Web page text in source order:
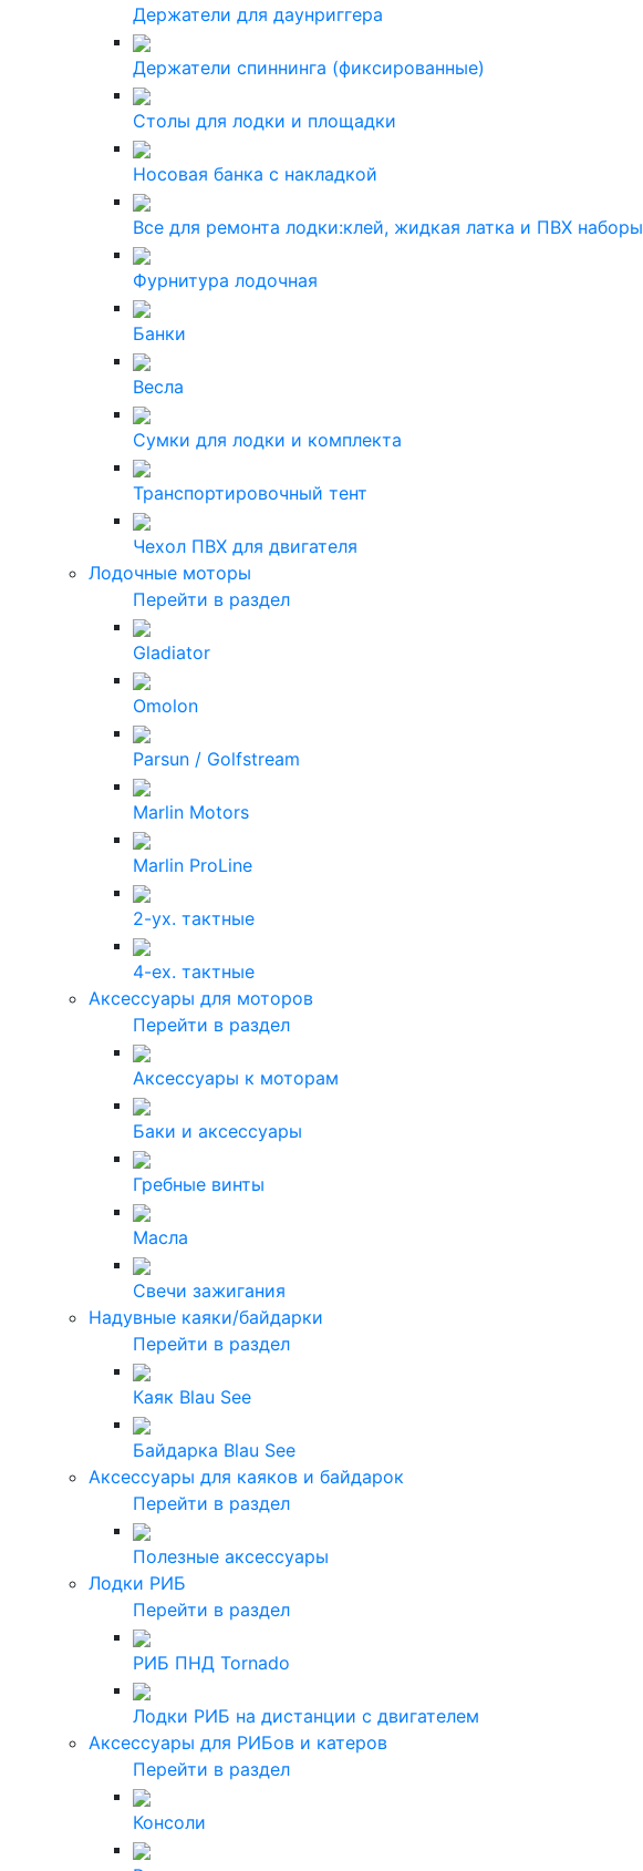
Держатели для даунриггера
Держатели спиннинга (фиксированные)
Столы для лодки и площадки
Носовая банка с накладкой
Все для ремонта лодки:клей, жидкая латка и ПВХ наборы
Фурнитура лодочная
Банки
Весла
Сумки для лодки и комплекта
Транспортировочный тент
Чехол ПВХ для двигателя
Лодочные моторы
Перейти в раздел
Gladiator
Omolon
Parsun / Golfstream
Marlin Motors
Marlin ProLine
2-ух. тактные
4-ех. тактные
Аксессуары для моторов
Перейти в раздел
Аксессуары к моторам
Баки и аксессуары
Гребные винты
Масла
Свечи зажигания
Надувные каяки/байдарки
Перейти в раздел
Каяк Blau See
Байдарка Blau See
Аксессуары для каяков и байдарок
Перейти в раздел
Полезные аксессуары
Лодки РИБ
Перейти в раздел
РИБ ПНД Tornado
Лодки РИБ на дистанции с двигателем
Аксессуары для РИБов и катеров
Перейти в раздел
Консоли